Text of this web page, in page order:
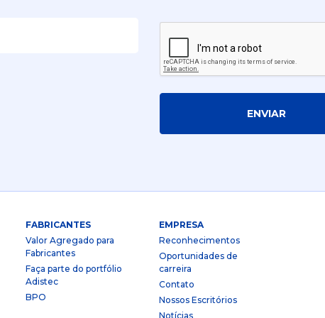
ENVIAR
FABRICANTES
Valor Agregado para
Fabricantes
Faça parte do portfólio
Adistec
BPO
EMPRESA
Reconhecimentos
Oportunidades de
carreira
Contato
Nossos Escritórios
Notícias